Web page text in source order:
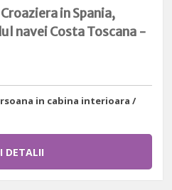
in Spania,
navei Costa Toscana -
in cabina interioara /
DETALII